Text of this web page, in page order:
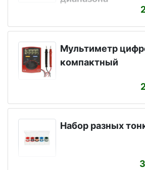
Мультиметр
компактный
Набор разных